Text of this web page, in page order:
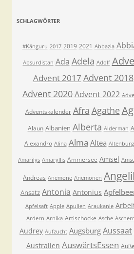
SCHLAGWÖRTER
#Känguru 2017 2019 2021 Abbazia
Absurdistan Ada Adela Adolf
Advent 2017 Advent 2018
Advent 2020 Advent 2022
Adventskalender Afra Agathe
Alaun Albanien Alberta Alderman
Alexandro Alina Alma Altea Altenburg
Amarilys Amaryllis Ammersee Amsel
Andreas Anemone Anemonen
Ansatz Antonia Antonius
Apfelsaft Apple Apulien Araukanie
Ardern Arnika Artischocke Asche
Audrey Aufzucht Augsburg Aussaat
Australien AuswärtsEssen